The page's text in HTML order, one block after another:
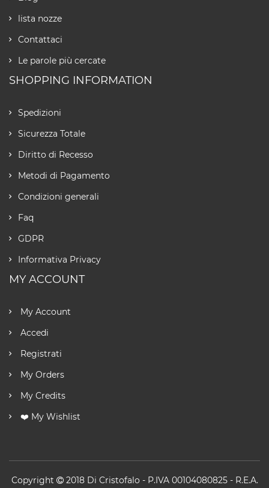
lista nozze
Contattaci
Le parole più cercate
SHOPPING INFORMATION
Spedizioni
Sicurezza Totale
Diritto di Recesso
Metodi di Pagamento
Condizioni generali
Faq
GDPR
Informativa Privacy
MY ACCOUNT
My Account
Accedi
Registrati
My Orders
My Credits
❤️ My Wishlist
Copyright 2018 Di Cristofalo - P.IVA 00104080825 - R.E.A.